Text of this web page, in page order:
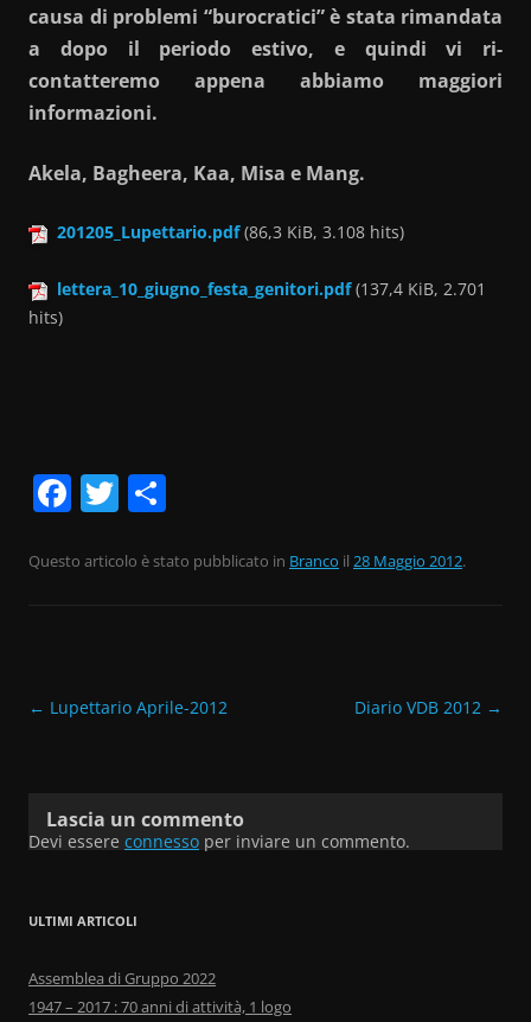
causa di problemi “burocratici” è stata rimandata
a dopo il periodo estivo, e quindi vi ri-
contatteremo appena abbiamo maggiori
informazioni.
Akela, Bagheera, Kaa, Misa e Mang.
201205_Lupettario.pdf(86,3 KiB, 3.108 hits)
lettera_10_giugno_festa_genitori.pdf(137,4 KiB, 2.701
hits)
F
c
o
T
itt n
Questo articolo è stato pubblicato in Branco il 28 Maggio 2012.
Navigazione
← Lupettario Aprile-2012 Diario VDB 2012 →
Lascia un commento
Devi essere connesso per inviare un commento.
ULTIMI ARTICOLI
Assemblea di Gruppo 2022
1947 – 2017 : 70 anni di attività, 1 logo